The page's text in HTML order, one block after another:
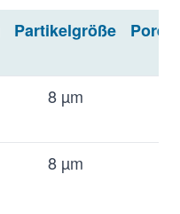
Partikelgröße
8 µm
8 µm